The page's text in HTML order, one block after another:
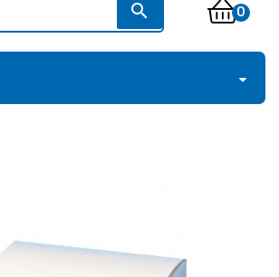
search 0